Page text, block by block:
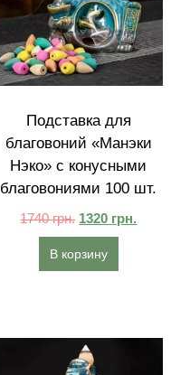
Подставка для
благовоний «Манэки
Нэко» с конусными
благовониями 100 шт.
1740грн. 1320 грн.
В корзину